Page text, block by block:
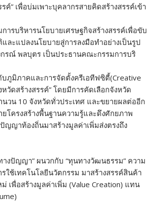
ค์” เพื่อบ่มเพาะบุคลากรสายคิดสร้างสรรค์เข้า
ารบริหารนโยบายเศรษฐกิจสร้างสรรค์เพื่อขับ
ละแปลงนโยบายสู่การลงมือทำอย่างเป็นรูป
รณ์ พลบุตร เป็นประธานคณะกรรมการบริ
บภูมิภาคและการจัดตั้งครีเอทีฟซิตี้(Creative
หวัดสร้างสรรค์” โดยมีการคัดเลือกจังหวัด
นวน 10 จังหวัดทั่วประเทศ และขยายผลต่ออีก
ยโครงสร้างพื้นฐานความรู้และดึงศักยภาพ
ญญาท้องถิ่นมาสร้างมูลค่าเพิ่มส่งตรงถึง
างปัญญา” ผนวกกับ “ทุนทางวัฒนธรรม” ความ
ใช้เทคโนโลยีนวัตกรรม มาสร้างสรรค์สินค้า
เพื่อสร้างมูลค่าเพิ่ม (Value Creation) แทน